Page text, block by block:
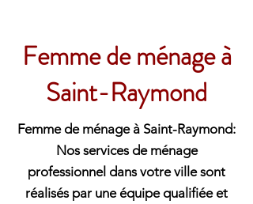
Femme de ménage à
Saint-Raymond
Femme de ménage à Saint-Raymond:
Nos services de ménage
professionnel dans votre ville sont
réalisés par une équipe qualifiée et